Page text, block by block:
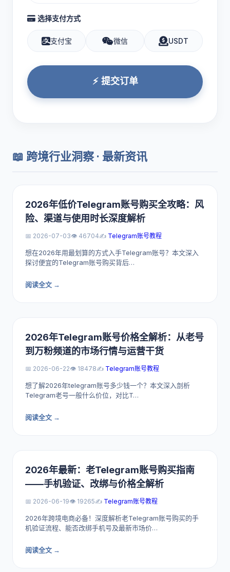
选择支付方式
支付宝 微信 USDT
⚡ 提交订单
📖 跨境行业洞察 · 最新资讯
2026年低价Telegram账号购买全攻略：风
险、渠道与使用时长深度解析
📅 2026-07-03👁️ 46704✍️ Telegram账号教程
想在2026年用最划算的方式入手Telegram账号？本文深入
探讨便宜的Telegram账号购买背后…
阅读全文 →
2026年Telegram账号价格全解析：从老号
到万粉频道的市场行情与运营干货
📅 2026-06-22👁️ 18478✍️ Telegram账号教程
想了解2026年telegram账号多少钱一个？本文深入剖析
Telegram老号一般什么价位，对比T…
阅读全文 →
2026年最新：老Telegram账号购买指南
——手机验证、改绑与价格全解析
📅 2026-06-19👁️ 19265✍️ Telegram账号教程
2026年跨境电商必备！深度解析老Telegram账号购买的手
机验证流程、能否改绑手机号及最新市场价…
阅读全文 →